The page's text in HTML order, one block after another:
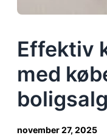
Effektiv
med
boligsalg
november 27, 2025